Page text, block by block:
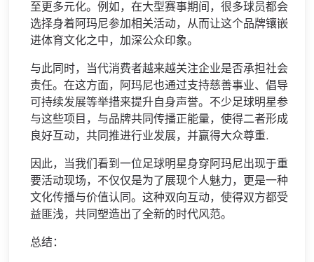
至更多元化。例如，在大型赛事期间，很多球员都会
选择身着阿玛尼参加相关活动，从而让这个品牌镶嵌
进体育文化之中，加深公众印象。
与此同时，当代消费者越来越关注企业是否承担社会
责任。在这方面，阿玛尼也通过支持慈善事业、倡导
可持续发展等举措来提升自身声誉。不少足球明星参
与这些项目，与品牌共同传播正能量，使得二者形成
良好互动，共同推进行业发展，并赢得大众尊重.
因此，当我们看到一位足球明星身穿阿玛尼出现于重
要活动现场，不仅仅是为了展现个人魅力，更是一种
文化传播与价值认同。这种双向互动，使得双方都受
益匪浅，共同塑造出了全新的时代风范。
总结：